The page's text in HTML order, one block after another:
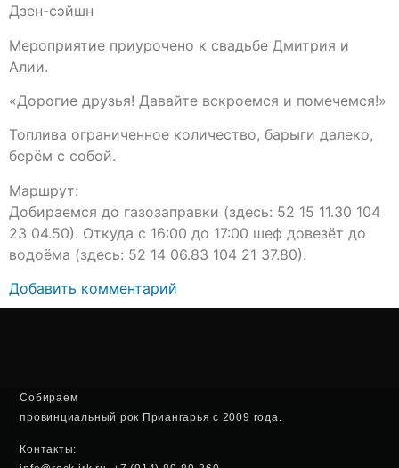
Дзен-сэйшн
Мероприятие приурочено к свадьбе Дмитрия и
Алии.
«Дорогие друзья! Давайте вскроемся и помечемся!»
Топлива ограниченное количество, барыги далеко,
берём с собой.
Маршрут:
Добираемся до газозаправки (здесь: 52 15 11.30 104
23 04.50). Откуда с 16:00 до 17:00 шеф довезёт до
водоёма (здесь: 52 14 06.83 104 21 37.80).
Добавить комментарий
Собираем
провинциальный рок Приангарья с 2009 года.
Контакты: